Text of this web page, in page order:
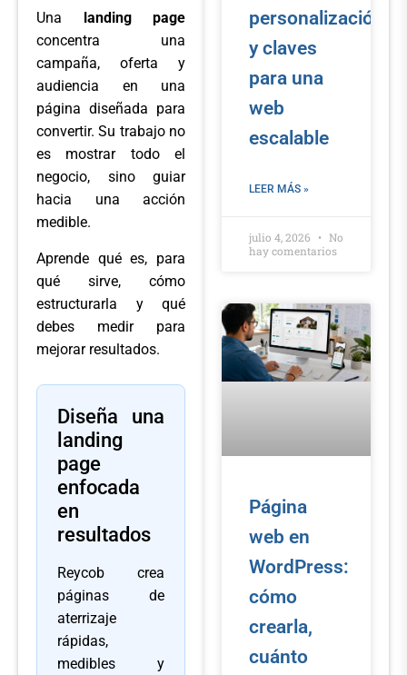
Una
landing page
concentra una
campaña, oferta y
audiencia en una
página diseñada para
convertir. Su trabajo no
es mostrar todo el
negocio, sino guiar
hacia una acción
medible.
Aprende qué es, para
qué sirve, cómo
estructurarla y qué
debes medir para
mejorar resultados.
Diseña una
landing
page
enfocada
en
resultados
Reycob crea
páginas de
aterrizaje
rápidas,
medibles y
personalización
y claves
para una
web
escalable
LEER MÁS »
julio 4, 2026
No
hay comentarios
Página
web en
WordPress:
cómo
crearla,
cuánto